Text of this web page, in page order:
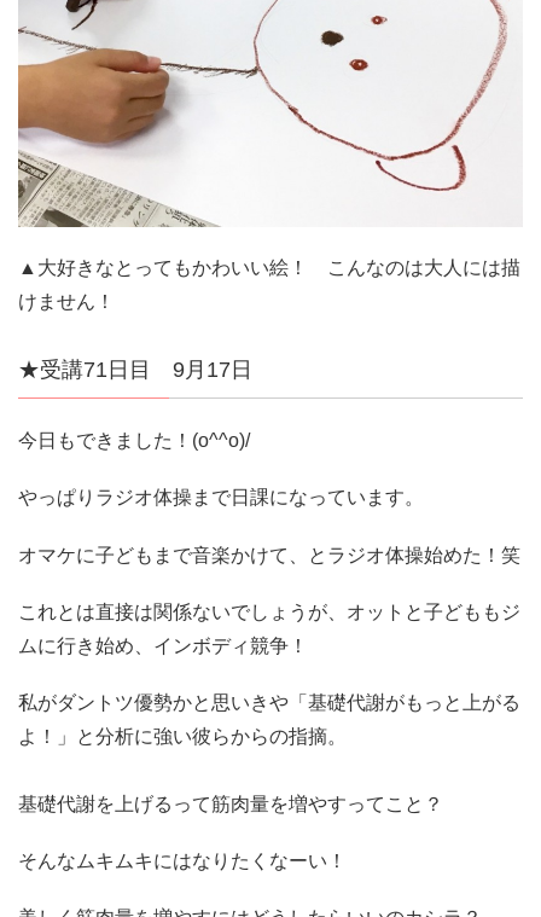
▲大好きなとってもかわいい絵！ こんなのは大人には描
けません！
★受講71日目 9月17日
今日もできました！(o^^o)/
やっぱりラジオ体操まで日課になっています。
オマケに子どもまで音楽かけて、とラジオ体操始めた！笑
これとは直接は関係ないでしょうが、オットと子どももジ
ムに行き始め、インボディ競争！
私がダントツ優勢かと思いきや「基礎代謝がもっと上がる
よ！」と分析に強い彼らからの指摘。
基礎代謝を上げるって筋肉量を増やすってこと？
そんなムキムキにはなりたくなーい！